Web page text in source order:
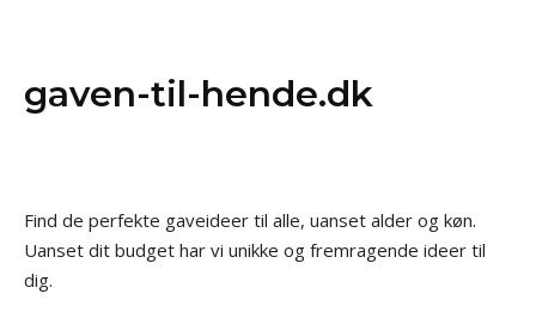
gaven-til-hende.dk
Find de perfekte gaveideer til alle, uanset alder og køn.
Uanset dit budget har vi unikke og fremragende ideer til
dig.